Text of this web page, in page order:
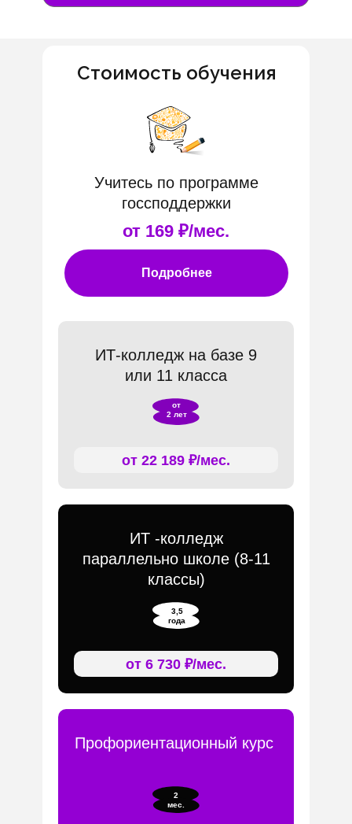
ИТ-колледж на базе 9
или 11 класса
Стоимость обучения
от
2 лет
ИТ -колледж
параллельно школе (8-11
классы)
от 6 730 ₽/мес.
3,5
года
2
мес.
Профориентационный курс
от 22 189 ₽/мес.
Подробнее
Учитесь по программе
госсподдержки
от 169 ₽/мес.